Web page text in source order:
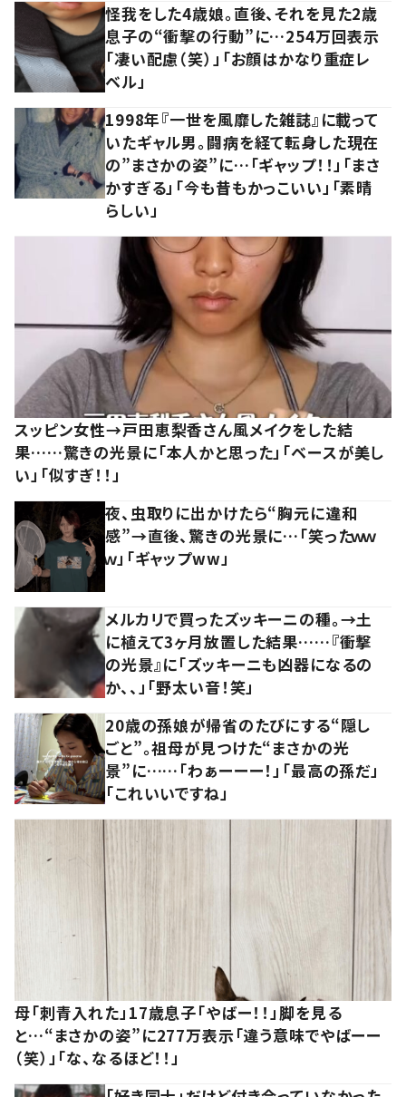
怪我をした4歳娘。直後、それを見た2歳
息子の“衝撃の行動”に…254万回表示
「凄い配慮（笑）」「お顔はかなり重症レ
ベル」
1998年『一世を風靡した雑誌』に載って
いたギャル男。闘病を経て転身した現在
の”まさかの姿”に…「ギャップ！！」「まさ
かすぎる」「今も昔もかっこいい」「素晴
らしい」
スッピン女性→戸田恵梨香さん風メイクをした結
果……驚きの光景に「本人かと思った」「ベースが美し
い」「似すぎ！！」
夜、虫取りに出かけたら“胸元に違和
感”→直後、驚きの光景に…「笑ったｗｗ
ｗ」「ギャップww」
メルカリで買ったズッキーニの種。→土
に植えて3ヶ月放置した結果……『衝撃
の光景』に「ズッキーニも凶器になるの
か、、」「野太い音！笑」
20歳の孫娘が帰省のたびにする“隠し
ごと”。祖母が見つけた“まさかの光
景”に……「わぁーーー！」「最高の孫だ」
「これいいですね」
母「刺青入れた」17歳息子「やばー！！」脚を見る
と…“まさかの姿”に277万表示「違う意味でやばーー
（笑）」「な、なるほど！！」